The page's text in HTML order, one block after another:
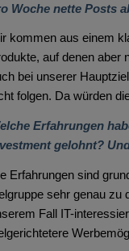
Woche nette Posts
kommen aus einem
auf denen aber
bei unserer
folgen. Da würden
Erfahrungen
gelohnt?
Erfahrungen sind
sehr genau zu
Fall IT-